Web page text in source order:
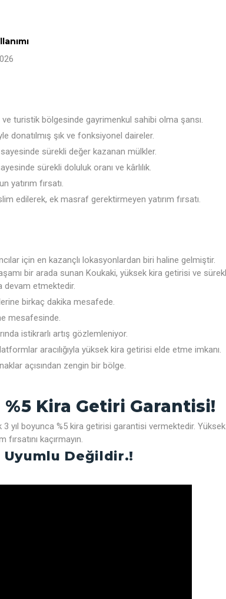
ve turistik bölgesinde gayrimenkul sahibi olma şansı.
donatılmış şık ve fonksiyonel daireler.
sürekli değer kazanan mülkler.
sürekli doluluk oranı ve kârlılık.
yatırım fırsatı.
edilerek, ek masraf gerektirmeyen yatırım fırsatı.
için en kazançlı lokasyonlardan biri haline gelmiştir.
bir arada sunan Koukaki, yüksek kira getirisi ve
devam etmektedir.
birkaç dakika mesafede.
mesafesinde.
istikrarlı artış gözlemleniyor.
aracılığıyla yüksek kira getirisi elde etme imkanı.
açısından zengin bir bölge.
%5 Kira Getiri Garantisi!
3 yıl boyunca %5 kira getirisi garantisi vermektedir. Yüksek
kaçırmayın.
Uyumlu Değildir.!